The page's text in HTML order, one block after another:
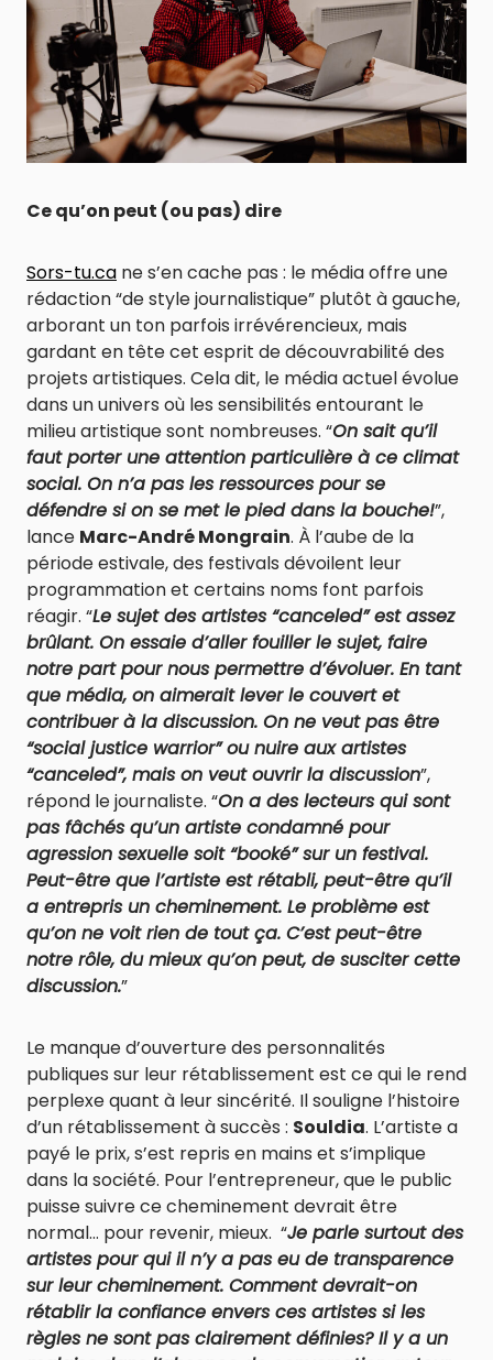
Ce qu’on peut (ou pas) dire
Sors-tu.ca ne s’en cache pas : le média offre une
rédaction “de style journalistique” plutôt à gauche,
arborant un ton parfois irrévérencieux, mais
gardant en tête cet esprit de découvrabilité des
projets artistiques. Cela dit, le média actuel évolue
dans un univers où les sensibilités entourant le
milieu artistique sont nombreuses. “On sait qu’il
faut porter une attention particulière à ce climat
social. On n’a pas les ressources pour se
défendre si on se met le pied dans la bouche!”,
lance Marc-André Mongrain. À l’aube de la
période estivale, des festivals dévoilent leur
programmation et certains noms font parfois
réagir. “Le sujet des artistes “canceled” est assez
brûlant. On essaie d’aller fouiller le sujet, faire
notre part pour nous permettre d’évoluer. En tant
que média, on aimerait lever le couvert et
contribuer à la discussion. On ne veut pas être
“social justice warrior” ou nuire aux artistes
“canceled”, mais on veut ouvrir la discussion”,
répond le journaliste. “On a des lecteurs qui sont
pas fâchés qu’un artiste condamné pour
agression sexuelle soit “booké” sur un festival.
Peut-être que l’artiste est rétabli, peut-être qu’il
a entrepris un cheminement. Le problème est
qu’on ne voit rien de tout ça. C’est peut-être
notre rôle, du mieux qu’on peut, de susciter cette
discussion.”
Le manque d’ouverture des personnalités
publiques sur leur rétablissement est ce qui le rend
perplexe quant à leur sincérité. Il souligne l’histoire
d’un rétablissement à succès : Souldia. L’artiste a
payé le prix, s’est repris en mains et s’implique
dans la société. Pour l’entrepreneur, que le public
puisse suivre ce cheminement devrait être
normal… pour revenir, mieux. “Je parle surtout des
artistes pour qui il n’y a pas eu de transparence
sur leur cheminement. Comment devrait-on
rétablir la confiance envers ces artistes si les
règles ne sont pas clairement définies? Il y a un